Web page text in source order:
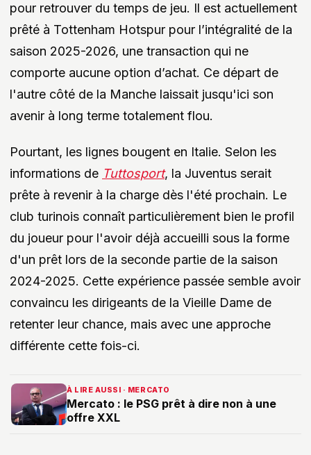
pour retrouver du temps de jeu. Il est actuellement
prêté à Tottenham Hotspur pour l’intégralité de la
saison 2025-2026, une transaction qui ne
comporte aucune option d’achat. Ce départ de
l'autre côté de la Manche laissait jusqu'ici son
avenir à long terme totalement flou.
Pourtant, les lignes bougent en Italie. Selon les
informations de Tuttosport, la Juventus serait
prête à revenir à la charge dès l'été prochain. Le
club turinois connaît particulièrement bien le profil
du joueur pour l'avoir déjà accueilli sous la forme
d'un prêt lors de la seconde partie de la saison
2024-2025. Cette expérience passée semble avoir
convaincu les dirigeants de la Vieille Dame de
retenter leur chance, mais avec une approche
différente cette fois-ci.
À LIRE AUSSI · MERCATO
Mercato : le PSG prêt à dire non à une
offre XXL